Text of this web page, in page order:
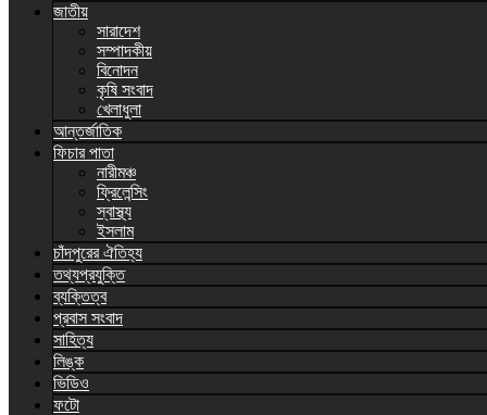
জাতীয়
সারাদেশ
সম্পাদকীয়
বিনোদন
কৃষি সংবাদ
খেলাধুলা
আন্তর্জাতিক
ফিচার পাতা
নারীমঞ্চ
ফ্রিলেন্সিং
স্বাস্থ্য
ইসলাম
চাঁদপুরের ঐতিহ্য
তথ্যপ্রযুক্তি
ব্যক্তিত্ব
প্রবাস সংবাদ
সাহিত্য
লিঙ্ক
ভিডিও
ফটো